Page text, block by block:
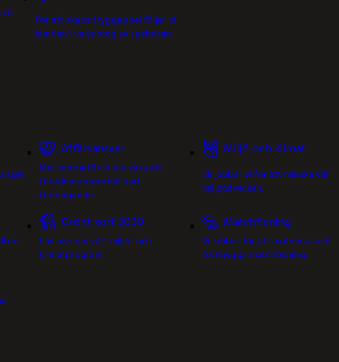
För att skapa trygga spel följer vi
kunden i varje steg av spelresan.
spel
Affärsansvar
Mer om varför vi ska vara ett
föredöme inom hållbart
företagande.
Miljö och klimat
Så jobbar vi för att minska vår
miljöpåverkan.
en
Grönt kort 2030
Läs mer om vårt miljö- och
klimatprogram.
Matchfixning
Vi jobbar för att motverka och
förebygga matchfixning.